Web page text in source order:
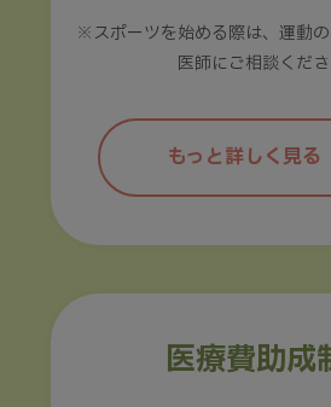
※スポーツを始める際は、運動
医師にご相談くださ
もっと詳しく見る
医療費助成